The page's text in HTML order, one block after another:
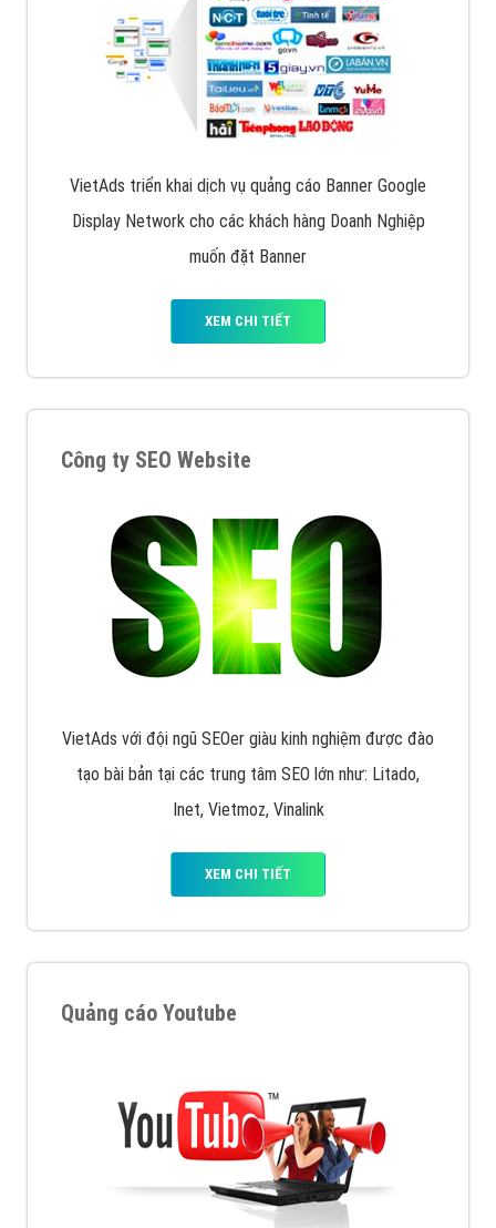
VietAds triển khai dịch vụ quảng cáo Banner Google
Display Network cho các khách hàng Doanh Nghiệp
muốn đặt Banner
XEM CHI TIẾT
Công ty SEO Website
VietAds với đội ngũ SEOer giàu kinh nghiệm được đào
tạo bài bản tại các trung tâm SEO lớn như: Litado,
Inet, Vietmoz, Vinalink
XEM CHI TIẾT
Quảng cáo Youtube